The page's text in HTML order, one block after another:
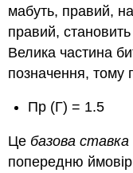
мабуть, правий,
правий,
Велика частина
позначення, тому
Пр (Г) = 1.5
Це базова ставка
попередню